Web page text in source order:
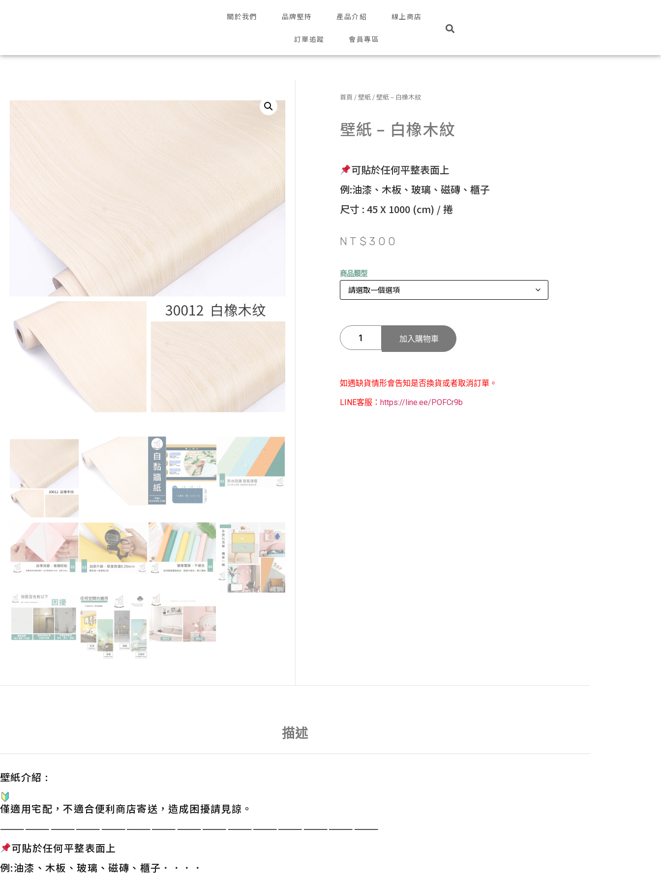
關於我們 品牌堅持 產品介紹 線上商店
訂單追蹤 會員專區
首頁 /壁紙 / 壁紙 – 白橡木紋
壁紙 – 白橡木紋
可貼於任何平整表面上
例:油漆、木板、玻璃、磁磚、櫃子
尺寸 : 45 X 1000 (cm) / 捲
NT$ 300
商品類型
加入購物車
如遇缺貨情形會告知是否換貨或者取消訂單。
LINE客服： https://line.ee/POFCr9b
描述
壁紙介紹 :
僅適用宅配，不適合便利商店寄送，造成困擾請見諒。
—————————————————————————————————————————————
可貼於任何平整表面上
例:油漆、木板、玻璃、磁磚、櫃子．．．．